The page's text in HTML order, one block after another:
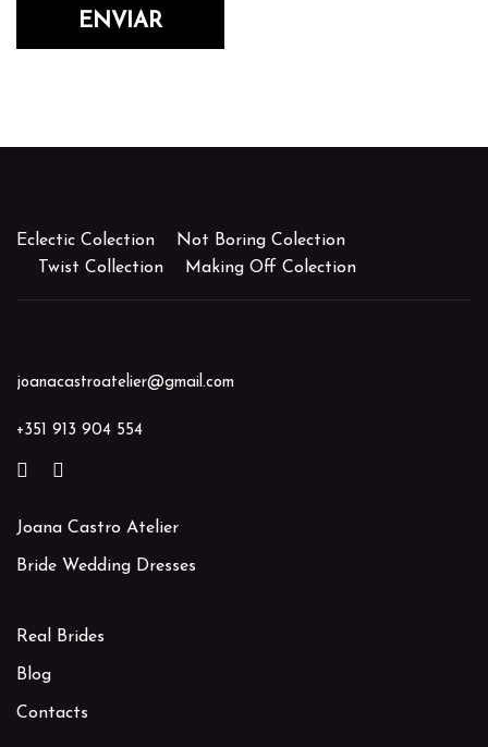
Eclectic Colection
Not Boring Colection
Twist Collection
Making Off Colection
joanacastroatelier@gmail.com
+351 913 904 554
Joana Castro Atelier
Bride Wedding Dresses
Real Brides
Blog
Contacts